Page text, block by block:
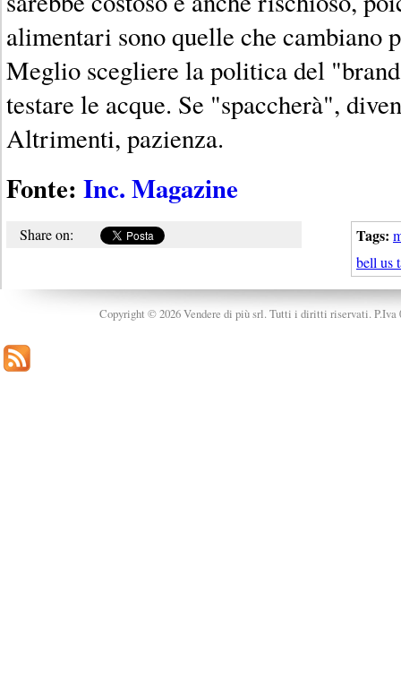
alimentari sono quelle che cambiano
Meglio scegliere la politica del
testare le acque. Se "spaccherà",
Altrimenti, pazienza.
Fonte: Inc. Magazine
Tags:
bell us
Share on:
Copyright © 2026 Vendere di più srl. Tutti i diritti riservati. P.Iva